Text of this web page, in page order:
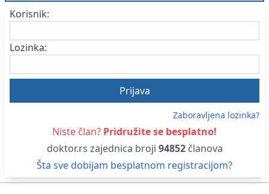
Korisnik:
Lozinka:
Zaboravljena lozinka?
Niste član? Pridružite se besplatno!
doktor.rs zajednica broji 94852članova
Šta sve dobijam besplatnom registracijom?